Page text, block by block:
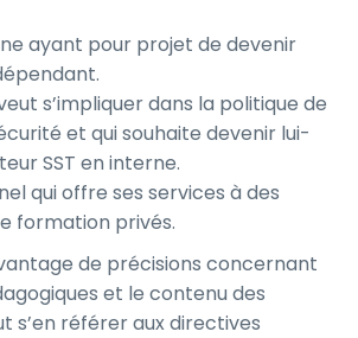
ayant pour projet de devenir
s’impliquer dans la politique de
et qui souhaite devenir lui-
SST en interne.
qui offre ses services à des
formation privés.
de précisions concernant
et le contenu des
s’en référer aux directives